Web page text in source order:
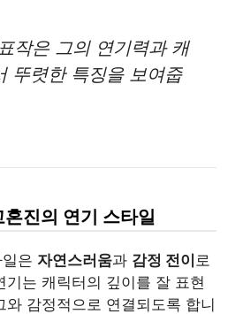
작은 그의 연기력과 캐
뚜렷한 특징을 보여줍
진의 연기 스타일
은 자연스러움과 감정 전이 로
기는 캐릭터의 깊이를 잘 표현
와 감정적으로 연결되도록 합니